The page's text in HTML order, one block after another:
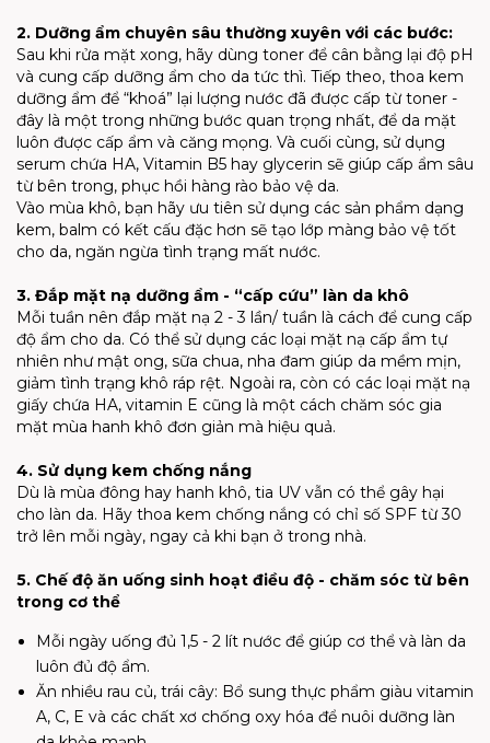
2. Dưỡng ẩm chuyên sâu thường xuyên với các bước:
Sau khi rửa mặt xong, hãy dùng toner để cân bằng lại độ pH
và cung cấp dưỡng ẩm cho da tức thì. Tiếp theo, thoa kem
dưỡng ẩm để “khoá” lại lượng nước đã được cấp từ toner -
đây là một trong những bước quan trọng nhất, để da mặt
luôn được cấp ẩm và căng mọng. Và cuối cùng, sử dụng
serum chứa HA, Vitamin B5 hay glycerin sẽ giúp cấp ẩm sâu
từ bên trong, phục hồi hàng rào bảo vệ da.
Vào mùa khô, bạn hãy ưu tiên sử dụng các sản phẩm dạng
kem, balm có kết cấu đặc hơn sẽ tạo lớp màng bảo vệ tốt
cho da, ngăn ngừa tình trạng mất nước.
3. Đắp mặt nạ dưỡng ẩm - “cấp cứu” làn da khô
Mỗi tuần nên đắp mặt nạ 2 - 3 lần/ tuần là cách để cung cấp
độ ẩm cho da. Có thể sử dụng các loại mặt nạ cấp ẩm tự
nhiên như mật ong, sữa chua, nha đam giúp da mềm mịn,
giảm tình trạng khô ráp rệt. Ngoài ra, còn có các loại mặt nạ
giấy chứa HA, vitamin E cũng là một cách chăm sóc gia
mặt mùa hanh khô đơn giản mà hiệu quả.
4. Sử dụng kem chống nắng
Dù là mùa đông hay hanh khô, tia UV vẫn có thể gây hại
cho làn da. Hãy thoa kem chống nắng có chỉ số SPF từ 30
trở lên mỗi ngày, ngay cả khi bạn ở trong nhà.
5. Chế độ ăn uống sinh hoạt điều độ - chăm sóc từ bên
trong cơ thể
Mỗi ngày uống đủ 1,5 - 2 lít nước để giúp cơ thể và làn da
luôn đủ độ ẩm.
Ăn nhiều rau củ, trái cây: Bổ sung thực phẩm giàu vitamin
A, C, E và các chất xơ chống oxy hóa để nuôi dưỡng làn